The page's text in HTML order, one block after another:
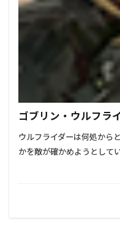
ゴブリン・ウルフラ
ウルフライダーは何処から
かを敵が確かめようとして